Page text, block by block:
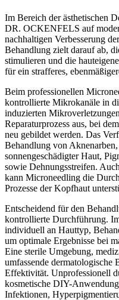
Im Bereich der ästhetischen
DR. OCKENFELS auf
nachhaltigen Verbesserung
Behandlung zielt darauf ab,
stimulieren und die
für ein strafferes,
Beim professionellen
kontrollierte Mikrokanäle in
induzierten
Reparaturprozess aus, bei
neu gebildet werden. Das
Behandlung von
sonnengeschädigter Haut,
sowie Dehnungsstreifen.
kann Microneedling die
Prozesse der Kopfhaut
Entscheidend für den
kontrollierte Durchführung.
individuell an Hauttyp,
um optimale Ergebnisse bei
Eine sterile Umgebung,
umfassende dermatologische
Effektivität. Unprofessionell
kosmetische DIY-
Infektionen,